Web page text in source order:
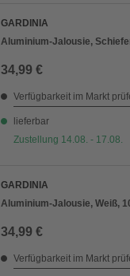
GARDINIA
Aluminium-Jalousie,
34,99 €
Verfügbarkeit im Markt
lieferbar
Zustellung 14.08. - 17.08.
GARDINIA
Aluminium-Jalousie, Weiß,
34,99 €
Verfügbarkeit im Markt